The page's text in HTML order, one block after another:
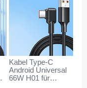
Kabel Type-C
Android Universal
66W H01 für